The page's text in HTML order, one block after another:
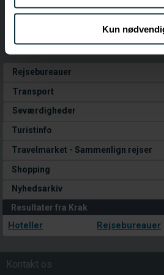
for sociale medier,
analysepartnere. Vores partnere
data med andre oplysninger, du
de har indsamlet fra din brug af
Kun
Rejsebureauer
Transport
Seværdigheder
Turistinfo
Travelmarket - Sammenlign rejser
Shopping
Nyhedsarkiv
Resultater fra Krak
Hoteller Rejsebureauer
Kontakt os